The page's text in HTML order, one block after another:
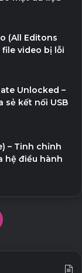
(All Editons
file video bị lỗi
Unlocked –
sẻ kết nối USB
– Tinh chỉnh
hệ điều hành